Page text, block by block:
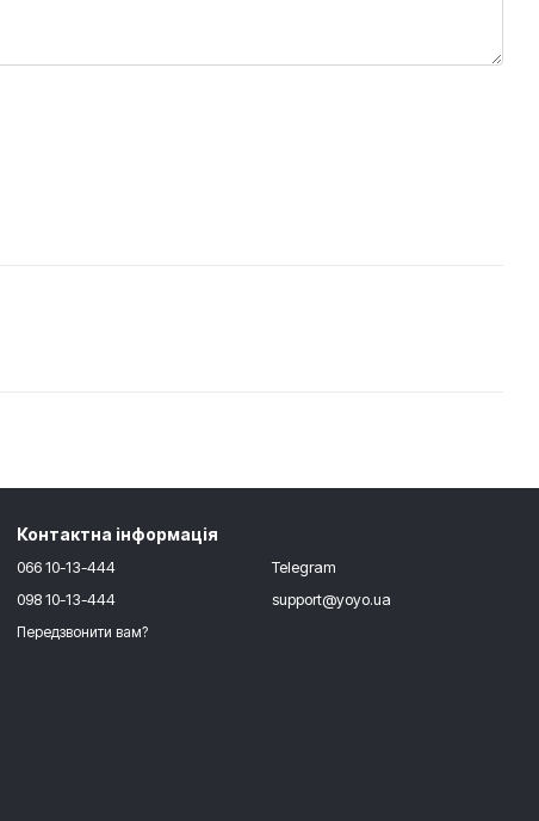
Контактна інформація
066 10-13-444
098 10-13-444
Передзвонити вам?
Telegram
support@yoyo.ua